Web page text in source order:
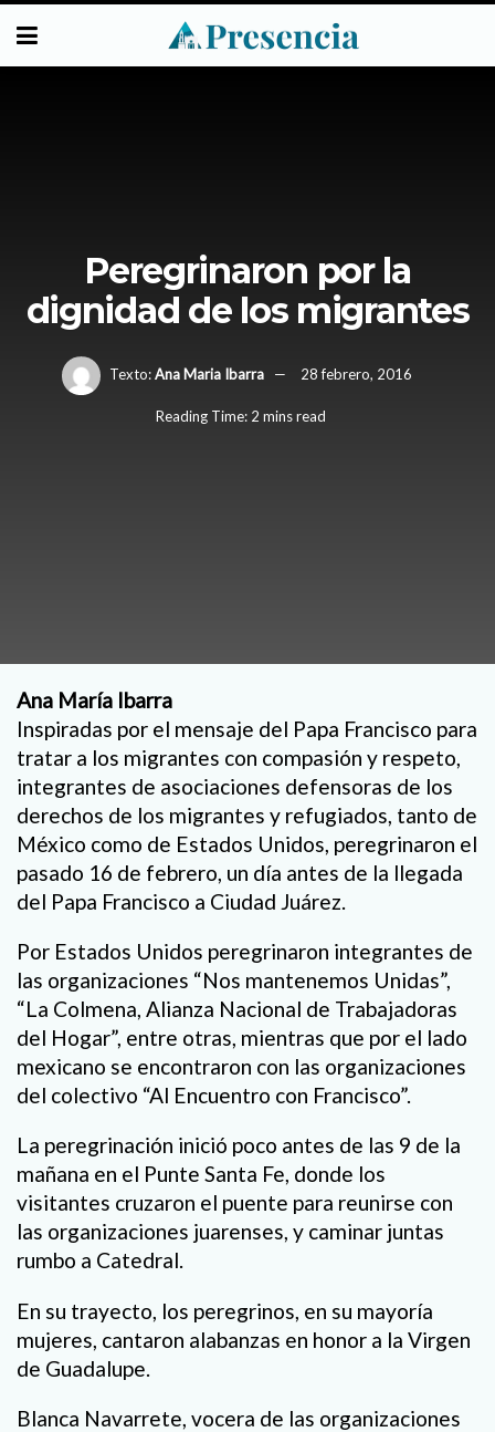
Peregrinaron por la
dignidad de los migrantes
Texto:Ana Maria Ibarra 28 febrero, 2016
Reading Time: 2 mins read
Ana María Ibarra
Inspiradas por el mensaje del Papa Francisco para
tratar a los migrantes con compasión y respeto,
integrantes de asociaciones defensoras de los
derechos de los migrantes y refugiados, tanto de
México como de Estados Unidos, peregrinaron el
pasado 16 de febrero, un día antes de la llegada
del Papa Francisco a Ciudad Juárez.
Por Estados Unidos peregrinaron integrantes de
las organizaciones “Nos mantenemos Unidas”,
“La Colmena, Alianza Nacional de Trabajadoras
del Hogar”, entre otras, mientras que por el lado
mexicano se encontraron con las organizaciones
del colectivo “Al Encuentro con Francisco”.
La peregrinación inició poco antes de las 9 de la
mañana en el Punte Santa Fe, donde los
visitantes cruzaron el puente para reunirse con
las organizaciones juarenses, y caminar juntas
rumbo a Catedral.
En su trayecto, los peregrinos, en su mayoría
mujeres, cantaron alabanzas en honor a la Virgen
de Guadalupe.
Blanca Navarrete, vocera de las organizaciones